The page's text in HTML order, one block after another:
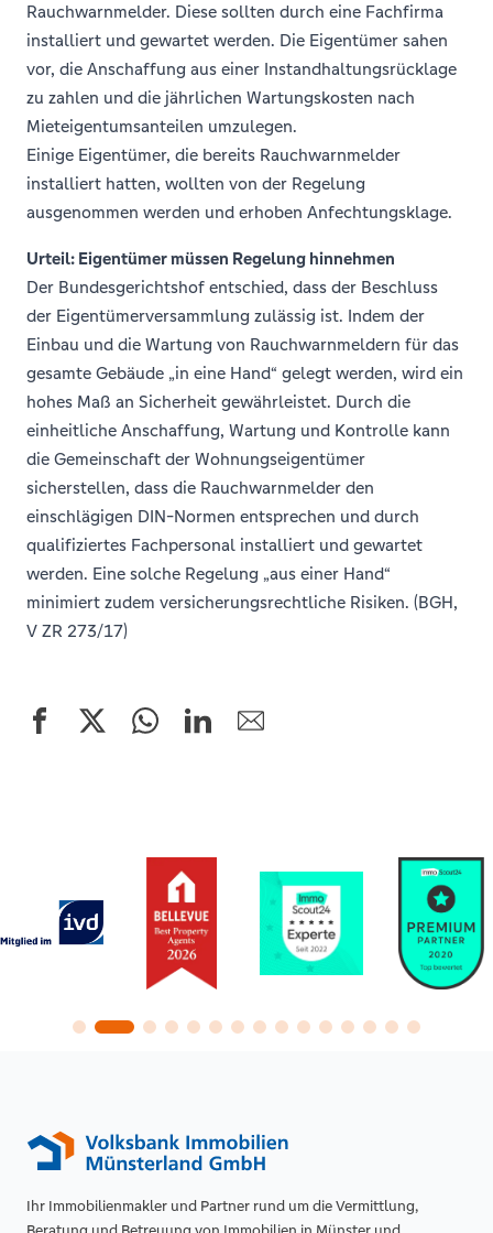
Rauchwarnmelder. Diese sollten durch eine Fachfirma
installiert und gewartet werden. Die Eigentümer sahen
vor, die Anschaffung aus einer Instandhaltungsrücklage
zu zahlen und die jährlichen Wartungskosten nach
Mieteigentumsanteilen umzulegen.
Einige Eigentümer, die bereits Rauchwarnmelder
installiert hatten, wollten von der Regelung
ausgenommen werden und erhoben Anfechtungsklage.
Urteil: Eigentümer müssen Regelung hinnehmen
Der Bundesgerichtshof entschied, dass der Beschluss
der Eigentümerversammlung zulässig ist. Indem der
Einbau und die Wartung von Rauchwarnmeldern für das
gesamte Gebäude „in eine Hand“ gelegt werden, wird ein
hohes Maß an Sicherheit gewährleistet. Durch die
einheitliche Anschaffung, Wartung und Kontrolle kann
die Gemeinschaft der Wohnungseigentümer
sicherstellen, dass die Rauchwarnmelder den
einschlägigen DIN-Normen entsprechen und durch
qualifiziertes Fachpersonal installiert und gewartet
werden. Eine solche Regelung „aus einer Hand“
minimiert zudem versicherungsrechtliche Risiken. (BGH,
V ZR 273/17)
Ihr Immobilienmakler und Partner rund um die Vermittlung,